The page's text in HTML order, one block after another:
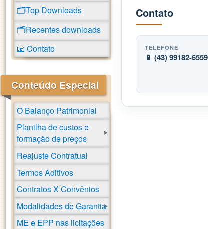
Contato
TELEFONE
📱 (43) 99182-6559
🗂️Top Downloads
🗂️Recentes downloads
📧 Contato
Conteúdo Especial
O Balanço Patrimonial
Planilha de custos e
formação de preços
Reajuste Contratual
Termos Aditivos
Contratos X Convênios
Modalidades de Garantia
ME e EPP nas licitações